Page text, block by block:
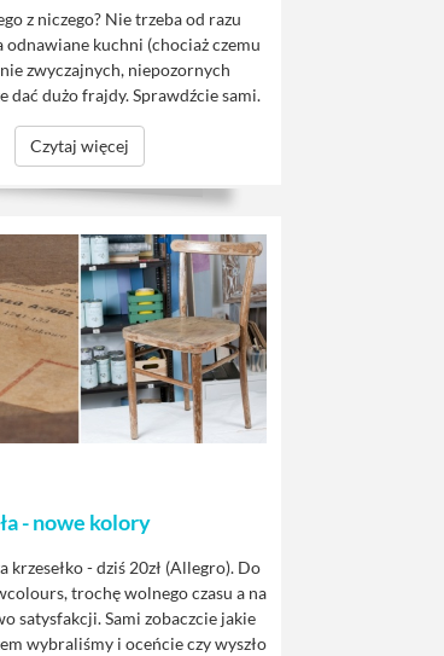
z niczego? Nie trzeba od razu
odnawiane kuchni (chociaż czemu
zwyczajnych, niepozornych
dać dużo frajdy. Sprawdźcie sami.
Czytaj więcej
- nowe kolory
krzesełko - dziś 20zł (Allegro). Do
trochę wolnego czasu a na
satysfakcji. Sami zobaczcie jakie
wybraliśmy i oceńcie czy wyszło